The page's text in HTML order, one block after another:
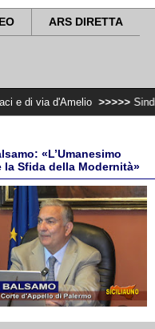
ARS DIRETTA
>>>>> Sindrome
«L’Umanesimo
la Sfida della Modernità»